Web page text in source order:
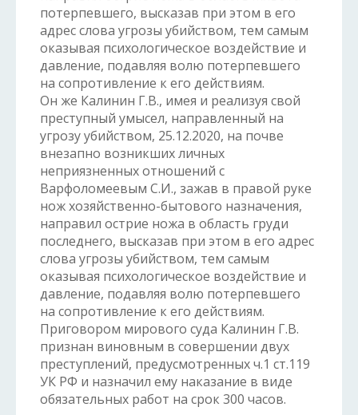
потерпевшего, высказав при этом в его
адрес слова угрозы убийством, тем самым
оказывая психологическое воздействие и
давление, подавляя волю потерпевшего
на сопротивление к его действиям.
Он же Калинин Г.В., имея и реализуя свой
преступный умысел, направленный на
угрозу убийством, 25.12.2020, на почве
внезапно возникших личных
неприязненных отношений с
Варфоломеевым С.И., зажав в правой руке
нож хозяйственно-бытового назначения,
направил острие ножа в область груди
последнего, высказав при этом в его адрес
слова угрозы убийством, тем самым
оказывая психологическое воздействие и
давление, подавляя волю потерпевшего
на сопротивление к его действиям.
Приговором мирового суда Калинин Г.В.
признан виновным в совершении двух
преступлений, предусмотренных ч.1 ст.119
УК РФ и назначил ему наказание в виде
обязательных работ на срок 300 часов.